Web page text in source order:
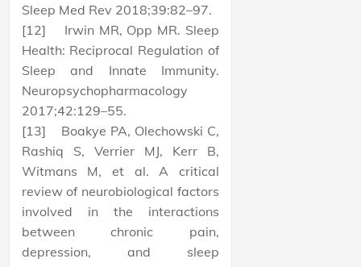
Sleep Med Rev 2018;39:82–97.
[12] Irwin MR, Opp MR. Sleep
Health: Reciprocal Regulation of
Sleep and Innate Immunity.
Neuropsychopharmacology
2017;42:129–55.
[13] Boakye PA, Olechowski C,
Rashiq S, Verrier MJ, Kerr B,
Witmans M, et al. A critical
review of neurobiological factors
involved in the interactions
between chronic pain,
depression, and sleep